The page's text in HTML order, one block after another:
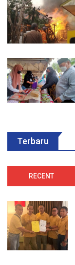
Terbaru
RECENT